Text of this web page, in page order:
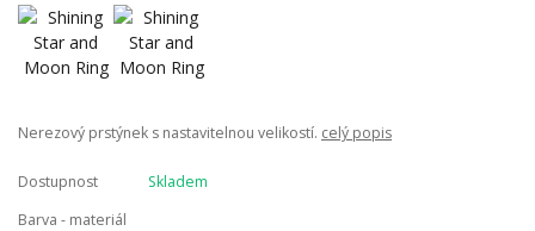
Nerezový prstýnek s nastavitelnou velikostí. celý popis
Dostupnost
Skladem
Barva - materiál